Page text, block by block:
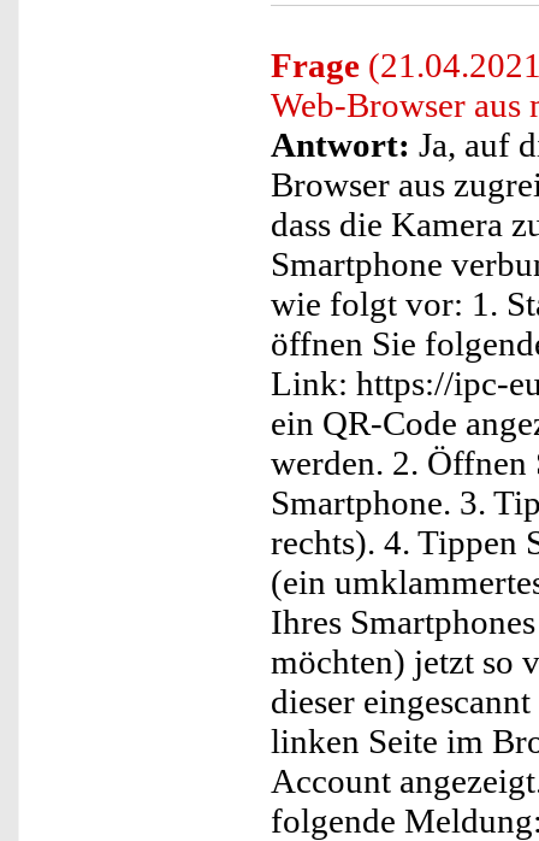
Frage
Web-Browser aus
Antwort: Ja, auf
Browser aus
dass die Kamera
Smartphone
wie folgt vor: 1.
öffnen Sie
Link: https://ipc-
ein QR-Code
werden. 2.
Smartphone. 3.
rechts). 4. Tippen
(ein
Ihres
möchten) jetzt so
dieser
linken Seite im
Account
folgende